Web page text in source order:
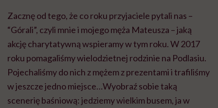
Zacznę od tego, że co roku przyjaciele pytali nas –
“Górali”, czyli mnie i mojego męża Mateusza – jaką
akcję charytatywną wspieramy w tym roku. W 2017
roku pomagaliśmy wielodzietnej rodzinie na Podlasiu.
Pojechaliśmy do nich z mężem z prezentami i trafiliśmy
w jeszcze jedno miejsce…Wyobraź sobie taką
scenerię baśniową: jedziemy wielkim busem, ja w